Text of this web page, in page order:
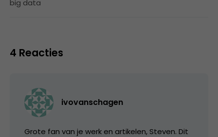
big data
4 Reacties
ivovanschagen
Grote fan van je werk en artikelen, Steven. Dit